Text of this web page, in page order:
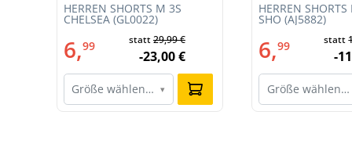
HERREN SHORTS M 3S
CHELSEA (GL0022)
6,99 statt29,99 €
-23,00 €
Größe wählen… ▾
HERREN
SHO (AJ5882)
6,99 statt
-
Größe wählen…